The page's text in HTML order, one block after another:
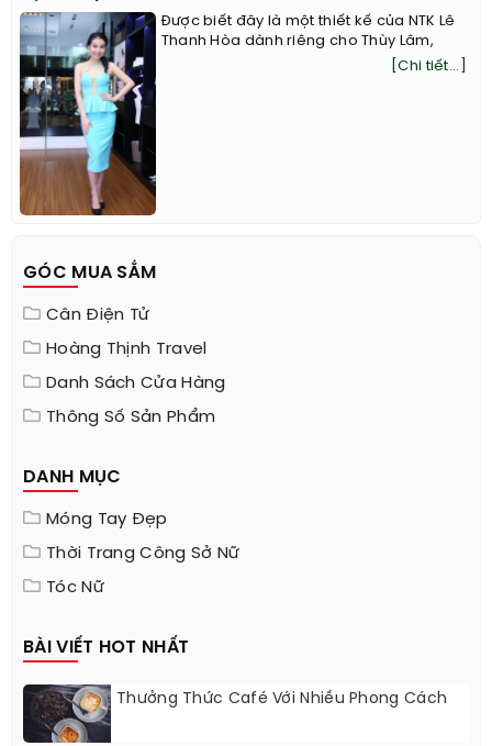
Được biết đây là một thiết kế của NTK Lê
Thanh Hòa dành riêng cho Thùy Lâm,
[Chi tiết...]
GÓC MUA SẮM
Cân Điện Tử
Hoàng Thịnh Travel
Danh Sách Cửa Hàng
Thông Số Sản Phẩm
DANH MỤC
Móng Tay Đẹp
Thời Trang Công Sở Nữ
Tóc Nữ
BÀI VIẾT HOT NHẤT
Thưởng Thức Café Với Nhiều Phong Cách